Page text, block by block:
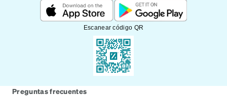
Escanear código QR
Preguntas frecuentes